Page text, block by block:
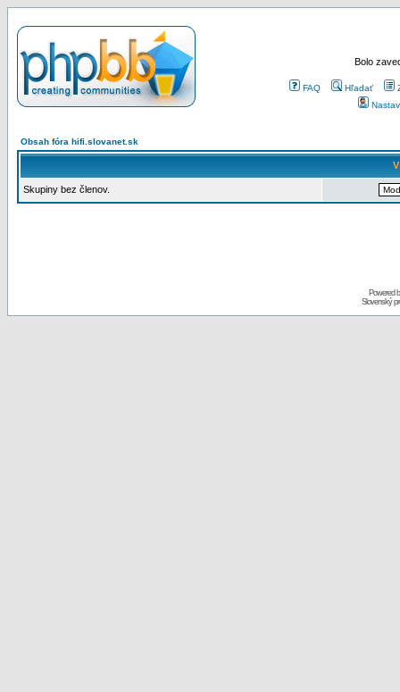
Bolo
FAQ Hľadať
Obsah fóra hifi.slovanet.sk
Skupiny bez členov.
Powered
Slovenský